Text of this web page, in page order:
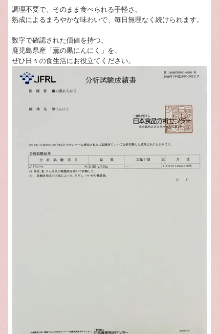
調理不要で、そのまま食べられる手軽さ。
熟成によるまろやかな味わいで、毎日無理なく続けられます。
数字で確認された価値を持つ、
鹿児島県産「薫の黒にんにく」を、
ぜひ日々の食生活にお役立てください。